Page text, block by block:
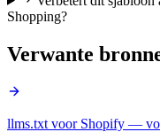
Shopping?
Verwante
llms.txt voor Shopify —